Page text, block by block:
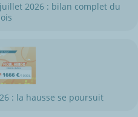
2026 : bilan complet du
: la hausse se poursuit